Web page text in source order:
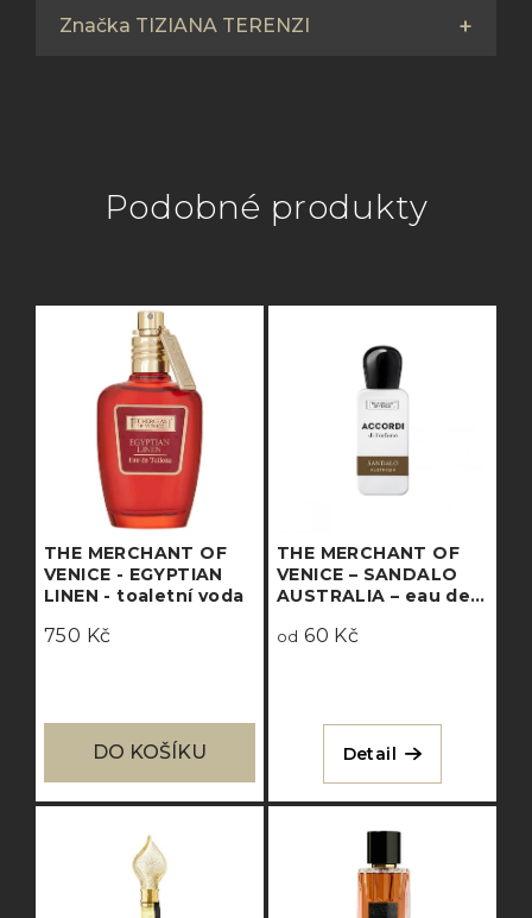
Značka TIZIANA TERENZI
Podobné produkty
THE MERCHANT OF
VENICE - EGYPTIAN
LINEN - toaletní voda
750 Kč
DO KOŠÍKU
THE MERCHANT OF
VENICE – SANDALO
AUSTRALIA – eau de
od 60 Kč
Detail